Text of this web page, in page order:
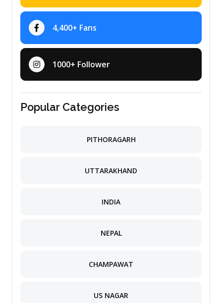
4,400+ Fans
1000+ Follower
Popular Categories
PITHORAGARH
UTTARAKHAND
INDIA
NEPAL
CHAMPAWAT
US NAGAR